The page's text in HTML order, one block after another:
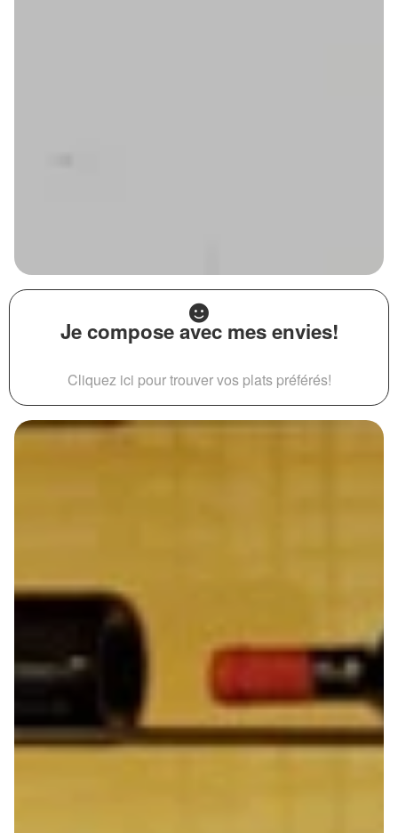
Je compose avec mes envies!
Cliquez ici pour trouver vos plats préférés!